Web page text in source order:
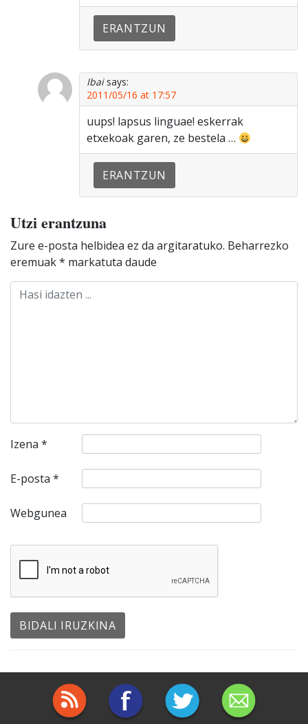
ERANTZUN
Ibai says:
2011/05/16 at 17:57
uups! lapsus linguae! eskerrak
etxekoak garen, ze bestela …
ERANTZUN
Utzi erantzuna
Zure e-posta helbidea ez da argitaratuko. Beharrezko
eremuak* markatuta daude
Izena *
E-posta *
Webgunea